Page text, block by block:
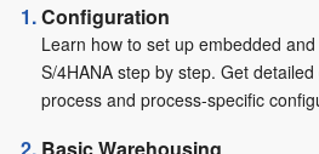
Configuration
Learn how to set up embedded
S/4HANA step by step. Get
process and process-specific
Basic Warehousing